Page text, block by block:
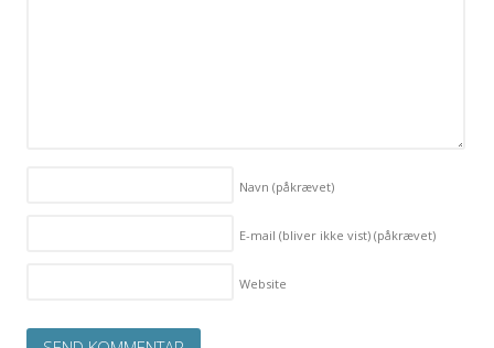
Navn(påkrævet)
E-mail (bliver ikke vist)(påkrævet)
Website